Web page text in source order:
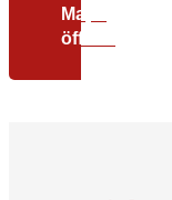
Maps
öffnen